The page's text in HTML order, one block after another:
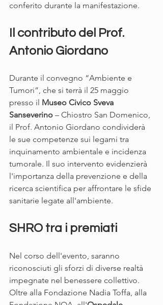
conferito durante la manifestazione.
Il contributo del Prof.
Antonio Giordano
Durante il convegno “Ambiente e
Tumori”, che si terrà il 25 maggio
presso il Museo Civico Sveva
Sanseverino – Chiostro San Domenico,
il Prof. Antonio Giordano condividerà
le sue competenze sui legami tra
inquinamento ambientale e incidenza
tumorale. Il suo intervento evidenzierà
l'importanza della prevenzione e della
ricerca scientifica per affrontare le sfide
sanitarie legate all'ambiente.
SHRO tra i premiati
Nel corso dell'evento, saranno
riconosciuti gli sforzi di diverse realtà
impegnate nel benessere collettivo.
Oltre alla Fondazione Nadia Toffa, alla